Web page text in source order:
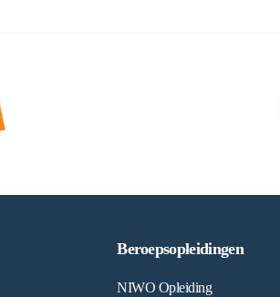
Beroepsopleidingen
NIWO Opleiding